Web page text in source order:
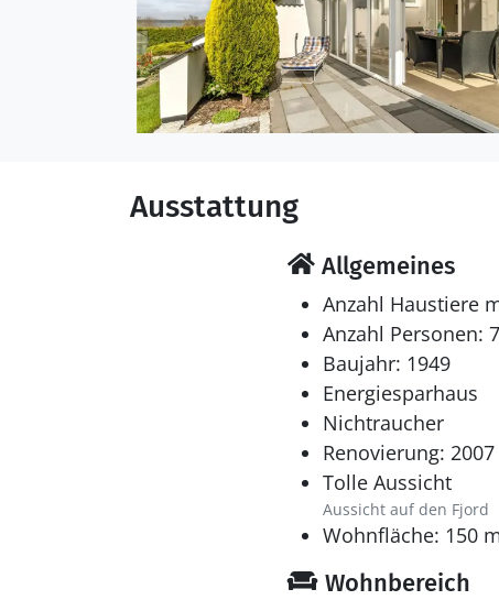
Ausstattung
Allgemeines
Anzahl Haustiere
Anzahl Personen: 7
Baujahr: 1949
Energiesparhaus
Nichtraucher
Renovierung: 2007
Tolle Aussicht
Aussicht auf den Fjord
Wohnfläche: 150
Wohnbereich